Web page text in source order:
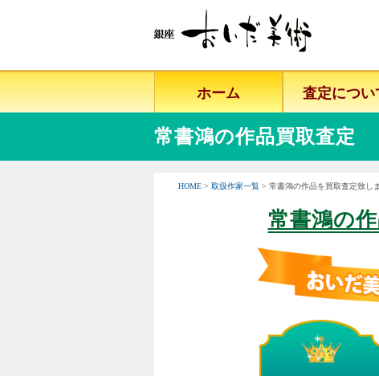
ホーム 査定につい
常書鴻の作品買取査定
HOME > 取扱作家一覧 > 常書鴻の作品を買取査定致しま
常書鴻の